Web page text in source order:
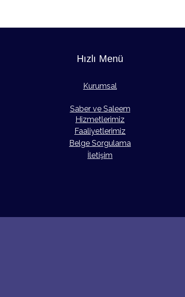
Hızlı Menü
Kurumsal
Saber ve Saleem
Hizmetlerimiz
Faaliyetlerimiz
Belge Sorgulama
İletişim